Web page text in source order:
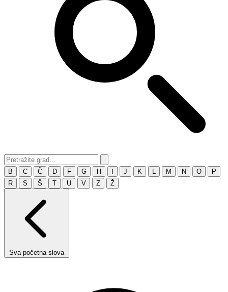
B C Č D F G H J K M N O
P
R
S Š T U V Z Ž
Sva početna slova